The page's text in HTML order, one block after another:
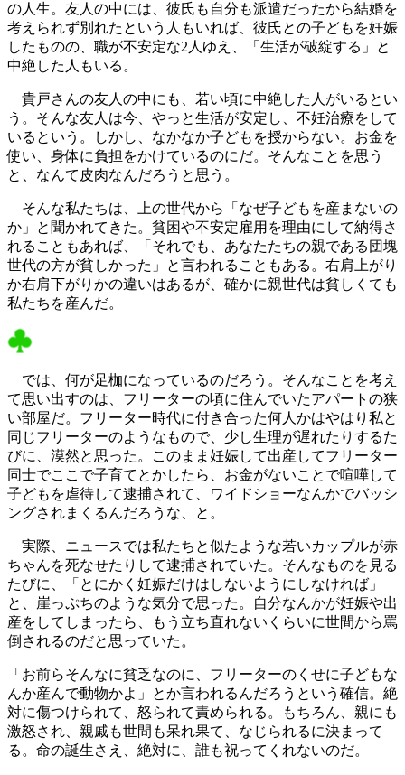
の人生。友人の中には、彼氏も自分も派遣だったから結婚を
考えられず別れたという人もいれば、彼氏との子どもを妊娠
したものの、職が不安定な2人ゆえ、「生活が破綻する」と
中絶した人もいる。
貴戸さんの友人の中にも、若い頃に中絶した人がいるとい
う。そんな友人は今、やっと生活が安定し、不妊治療をして
いるという。しかし、なかなか子どもを授からない。お金を
使い、身体に負担をかけているのにだ。そんなことを思う
と、なんて皮肉なんだろうと思う。
そんな私たちは、上の世代から「なぜ子どもを産まないの
か」と聞かれてきた。貧困や不安定雇用を理由にして納得さ
れることもあれば、「それでも、あなたたちの親である団塊
世代の方が貧しかった」と言われることもある。右肩上がり
か右肩下がりかの違いはあるが、確かに親世代は貧しくても
私たちを産んだ。
では、何が足枷になっているのだろう。そんなことを考え
て思い出すのは、フリーターの頃に住んでいたアパートの狭
い部屋だ。フリーター時代に付き合った何人かはやはり私と
同じフリーターのようなもので、少し生理が遅れたりするた
びに、漠然と思った。このまま妊娠して出産してフリーター
同士でここで子育てとかしたら、お金がないことで喧嘩して
子どもを虐待して逮捕されて、ワイドショーなんかでバッシ
ングされまくるんだろうな、と。
実際、ニュースでは私たちと似たような若いカップルが赤
ちゃんを死なせたりして逮捕されていた。そんなものを見る
たびに、「とにかく妊娠だけはしないようにしなければ」
と、崖っぷちのような気分で思った。自分なんかが妊娠や出
産をしてしまったら、もう立ち直れないくらいに世間から罵
倒されるのだと思っていた。
「お前らそんなに貧乏なのに、フリーターのくせに子どもな
んか産んで動物かよ」とか言われるんだろうという確信。絶
対に傷つけられて、怒られて責められる。もちろん、親にも
激怒され、親戚も世間も呆れ果て、なじられるに決まって
る。命の誕生さえ、絶対に、誰も祝ってくれないのだ。